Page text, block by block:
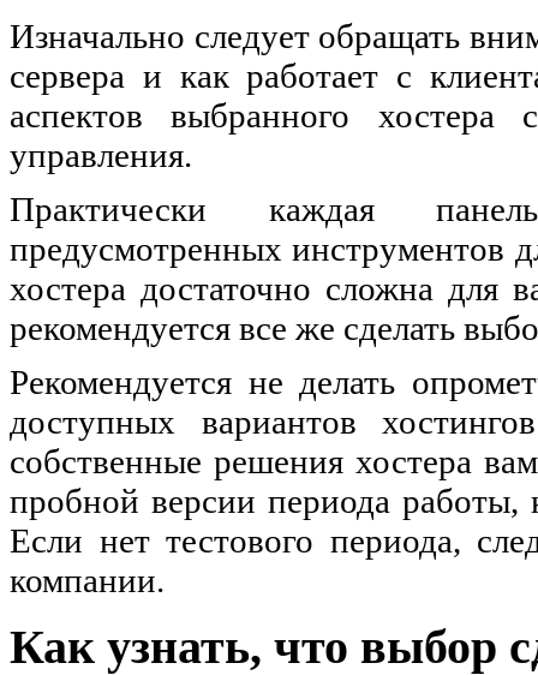
Изначально следует обращать
сервера и как работает с
аспектов выбранного хостера
управления.
Практически каждая
предусмотренных инструментов
хостера достаточно сложна для
рекомендуется все же сделать
Рекомендуется не делать
доступных вариантов
собственные решения хостера
пробной версии периода работы,
Если нет тестового периода,
компании.
Как узнать, что выбор